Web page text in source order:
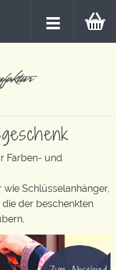
Farben- und
Schlüsselanhänger,
der beschenkten